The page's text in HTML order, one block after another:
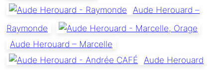
Aude Herouard –
Raymonde
Aude Herouard – Marcelle
Aude Herouard